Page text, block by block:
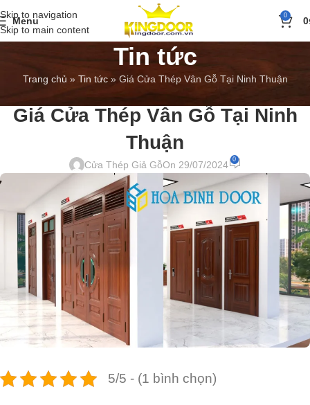
Skip to navigation
Skip to main content
Menu 0 0
Tin tức
Trang chủ » Tin tức» Giá Cửa Thép Vân Gỗ Tại Ninh Thuận
BÁO GIÁ,
Giá Cửa Thép Vân Gỗ Tại Ninh
Thuận
Cửa Thép Giả GỗOn 29/07/2024 0
5/5 - (1 bình chọn)